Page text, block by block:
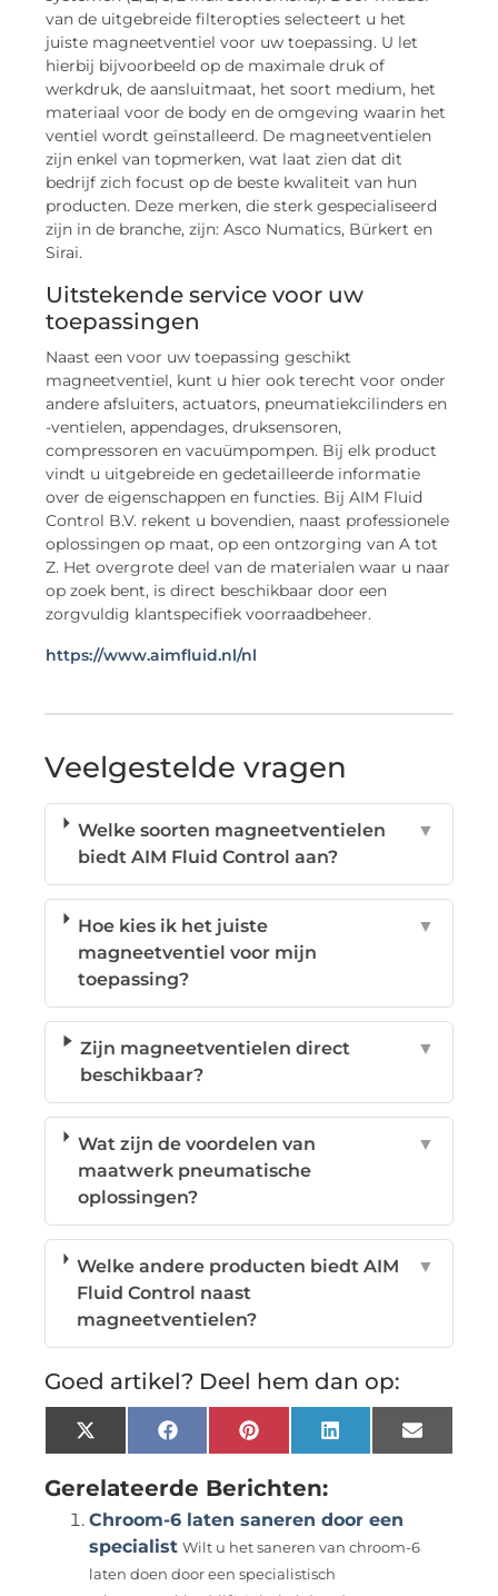
van de uitgebreide filteropties selecteert u het
juiste magneetventiel voor uw toepassing. U let
hierbij bijvoorbeeld op de maximale druk of
werkdruk, de aansluitmaat, het soort medium, het
materiaal voor de body en de omgeving waarin het
ventiel wordt geïnstalleerd. De magneetventielen
zijn enkel van topmerken, wat laat zien dat dit
bedrijf zich focust op de beste kwaliteit van hun
producten. Deze merken, die sterk gespecialiseerd
zijn in de branche, zijn: Asco Numatics, Bürkert en
Sirai.
Uitstekende service voor uw
toepassingen
Naast een voor uw toepassing geschikt
magneetventiel, kunt u hier ook terecht voor onder
andere afsluiters, actuators, pneumatiekcilinders en
-ventielen, appendages, druksensoren,
compressoren en vacuümpompen. Bij elk product
vindt u uitgebreide en gedetailleerde informatie
over de eigenschappen en functies. Bij AIM Fluid
Control B.V. rekent u bovendien, naast professionele
oplossingen op maat, op een ontzorging van A tot
Z. Het overgrote deel van de materialen waar u naar
op zoek bent, is direct beschikbaar door een
zorgvuldig klantspecifiek voorraadbeheer.
https://www.aimfluid.nl/nl
Veelgestelde vragen
Welke soorten magneetventielen
biedt AIM Fluid Control aan?
▼
Hoe kies ik het juiste
magneetventiel voor mijn
toepassing?
▼
Zijn magneetventielen direct
beschikbaar?
▼
Wat zijn de voordelen van
maatwerk pneumatische
oplossingen?
▼
Welke andere producten biedt AIM
Fluid Control naast
magneetventielen?
▼
Goed artikel? Deel hem dan op:
X
(Twitter)
FacebookPinterestLinkedInEmail
Gerelateerde Berichten:
Chroom-6 laten saneren door een
specialist Wilt u het saneren van chroom-6
laten doen door een specialistisch